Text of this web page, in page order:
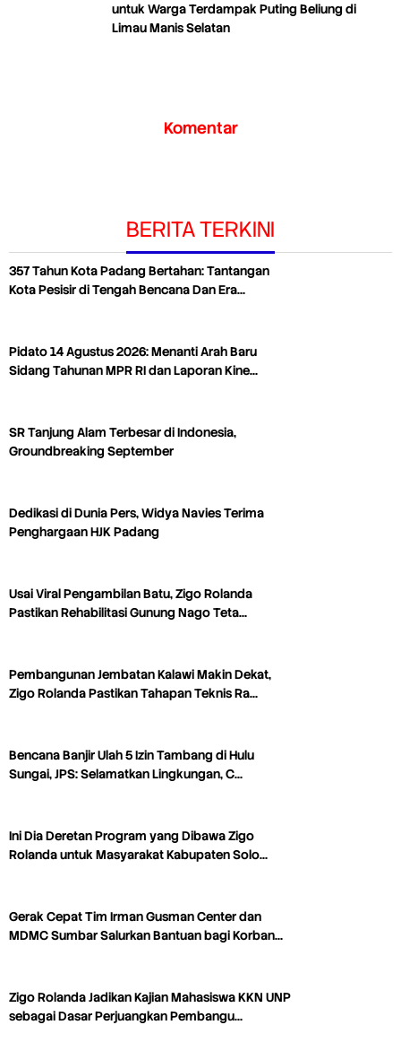
untuk Warga Terdampak Puting Beliung di
Limau Manis Selatan
Komentar
BERITA TERKINI
357 Tahun Kota Padang Bertahan: Tantangan
Kota Pesisir di Tengah Bencana Dan Era…
Pidato 14 Agustus 2026: Menanti Arah Baru
Sidang Tahunan MPR RI dan Laporan Kine…
SR Tanjung Alam Terbesar di Indonesia,
Groundbreaking September
Dedikasi di Dunia Pers, Widya Navies Terima
Penghargaan HJK Padang
Usai Viral Pengambilan Batu, Zigo Rolanda
Pastikan Rehabilitasi Gunung Nago Teta…
Pembangunan Jembatan Kalawi Makin Dekat,
Zigo Rolanda Pastikan Tahapan Teknis Ra…
Bencana Banjir Ulah 5 Izin Tambang di Hulu
Sungai, JPS: Selamatkan Lingkungan, C…
Ini Dia Deretan Program yang Dibawa Zigo
Rolanda untuk Masyarakat Kabupaten Solo…
Gerak Cepat Tim Irman Gusman Center dan
MDMC Sumbar Salurkan Bantuan bagi Korban…
Zigo Rolanda Jadikan Kajian Mahasiswa KKN UNP
sebagai Dasar Perjuangkan Pembangu…